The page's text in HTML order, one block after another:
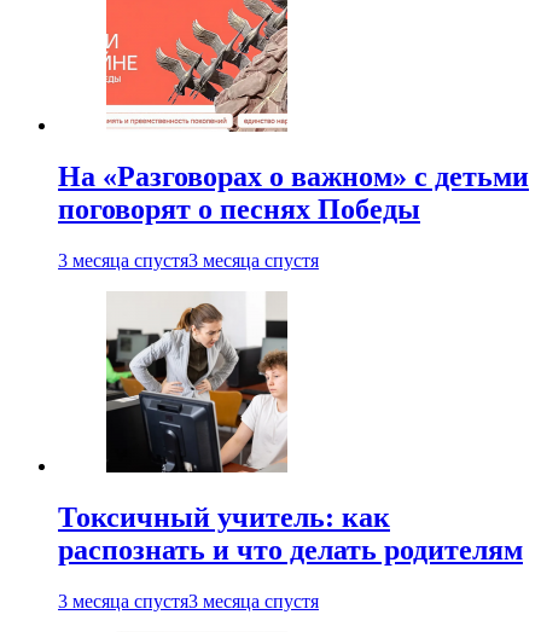
На «Разговорах о важном» с детьми
поговорят о песнях Победы
3 месяца спустя3 месяца спустя
Токсичный учитель: как
распознать и что делать родителям
3 месяца спустя3 месяца спустя